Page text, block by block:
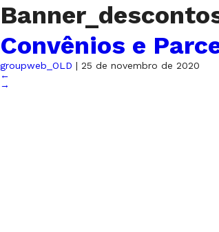
Convênios e
groupweb_OLD | 25 de novembro de 2020
←
→